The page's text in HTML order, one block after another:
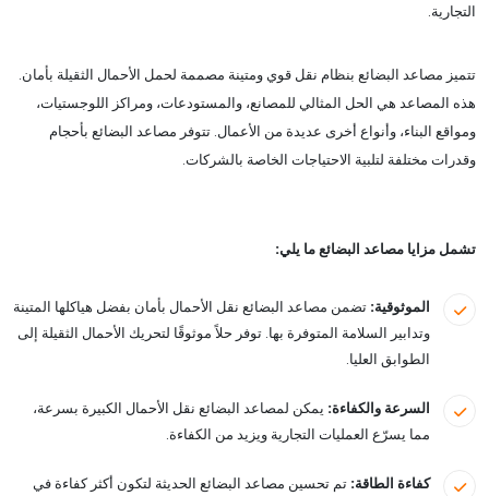
التجارية.
تتميز مصاعد البضائع بنظام نقل قوي ومتينة مصممة لحمل الأحمال الثقيلة بأمان.
هذه المصاعد هي الحل المثالي للمصانع، والمستودعات، ومراكز اللوجستيات،
ومواقع البناء، وأنواع أخرى عديدة من الأعمال. تتوفر مصاعد البضائع بأحجام
وقدرات مختلفة لتلبية الاحتياجات الخاصة بالشركات.
تشمل مزايا مصاعد البضائع ما يلي:
الموثوقية: تضمن مصاعد البضائع نقل الأحمال بأمان بفضل هياكلها المتينة
وتدابير السلامة المتوفرة بها. توفر حلاً موثوقًا لتحريك الأحمال الثقيلة إلى
الطوابق العليا.
السرعة والكفاءة: يمكن لمصاعد البضائع نقل الأحمال الكبيرة بسرعة،
مما يسرّع العمليات التجارية ويزيد من الكفاءة.
كفاءة الطاقة: تم تحسين مصاعد البضائع الحديثة لتكون أكثر كفاءة في